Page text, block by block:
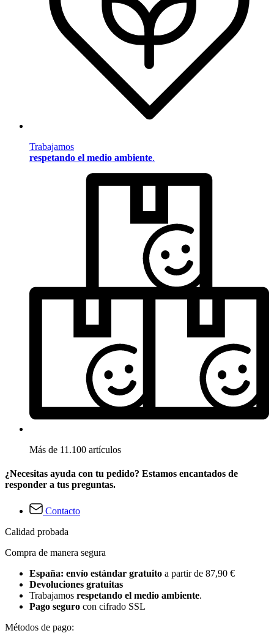
Trabajamos
respetando el medio ambiente.
Más de 11.100 artículos
¿Necesitas ayuda con tu pedido? Estamos encantados de
responder a tus preguntas.
Contacto
Calidad probada
Compra de manera segura
España: envío estándar gratuito a partir de 87,90 €
Devoluciones gratuitas
Trabajamos respetando el medio ambiente.
Pago seguro con cifrado SSL
Métodos de pago: